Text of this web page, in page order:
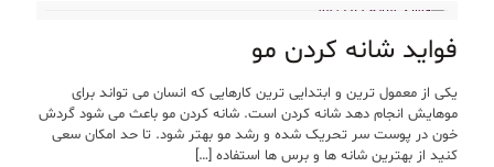
فواید شانه کردن مو
یکی از معمول ترین و ابتدایی ترین کارهایی که انسان می تواند برای
موهایش انجام دهد شانه کردن است. شانه کردن مو باعث می شود گردش
خون در پوست سر تحریک شده و رشد مو بهتر شود. تا حد امکان سعی
کنید از بهترین شانه ها و برس ها استفاده […]